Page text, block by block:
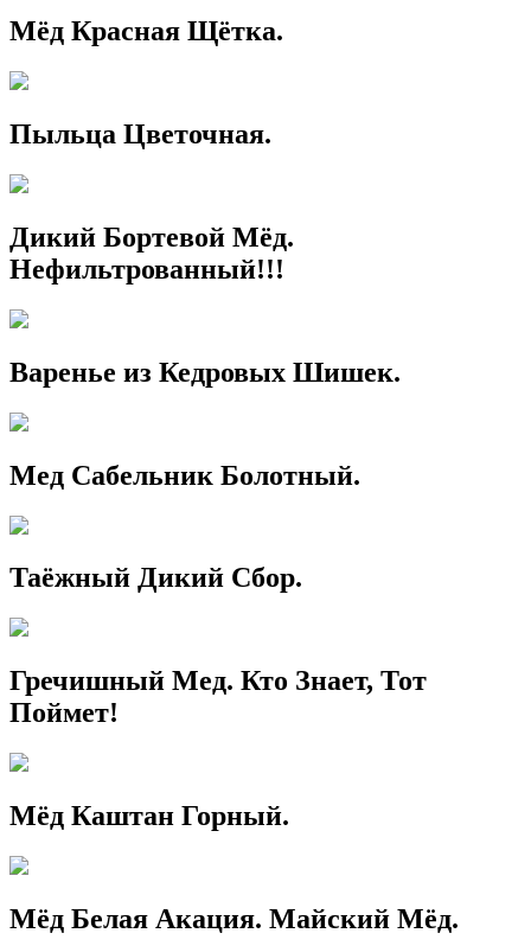
Мёд Красная Щётка.
Пыльца Цветочная.
Дикий Бортевой Мёд.
Нефильтрованный!!!
Варенье из Кедровых Шишек.
Мед Сабельник Болотный.
Таёжный Дикий Сбор.
Гречишный Мед. Кто Знает, Тот
Поймет!
Мёд Каштан Горный.
Мёд Белая Акация. Майский Мёд.